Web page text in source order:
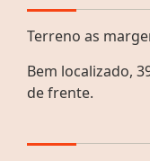
Terreno as
Bem localizado,
de frente.